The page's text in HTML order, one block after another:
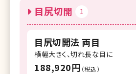
湘南美容クリニック 高知院
湘南美容クリニック 京都駅
湘南美容クリニック 大阪梅
湘南美容クリニック 大阪あ
目尻切開 1
目尻切開法 両目
横幅大きく、切れ長な目に
188,920円 （税込）